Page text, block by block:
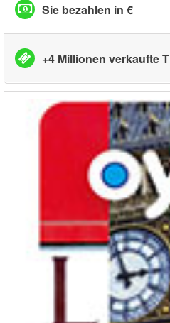
Sie bezahlen in €
+4 Millionen verkaufte